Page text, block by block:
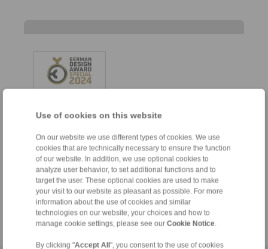
Use of cookies on this website
On our website we use different types of cookies. We use
cookies that are technically necessary to ensure the function
of our website. In addition, we use optional cookies to
analyze user behavior, to set additional functions and to
target the user. These optional cookies are used to make
your visit to our website as pleasant as possible. For more
information about the use of cookies and similar
technologies on our website, your choices and how to
manage cookie settings, please see our Cookie Notice
By clicking "Accept All", you consent to the use of cookies
German Design Council
– German Design Award
Special 2024 [194 kB]